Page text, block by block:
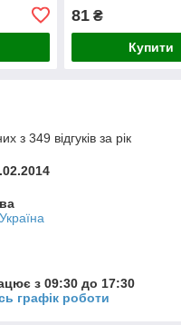
81₴
Купити
з 349 відгуків за рік
з 09:30 до 17:30
графік роботи